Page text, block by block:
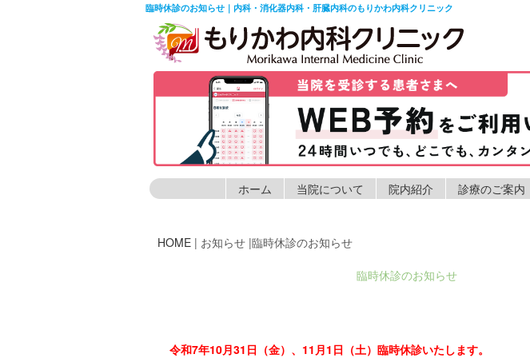
臨時休診のお知らせ｜内科・消化器内科・肝臓内科のもりかわ内科クリニック
ホーム 当院について 院内紹介 診療のご案内
HOME | お知らせ |臨時休診のお知らせ
臨時休診のお知らせ
令和7年10月31日（金）、11月1日（土）臨時休診いたします。